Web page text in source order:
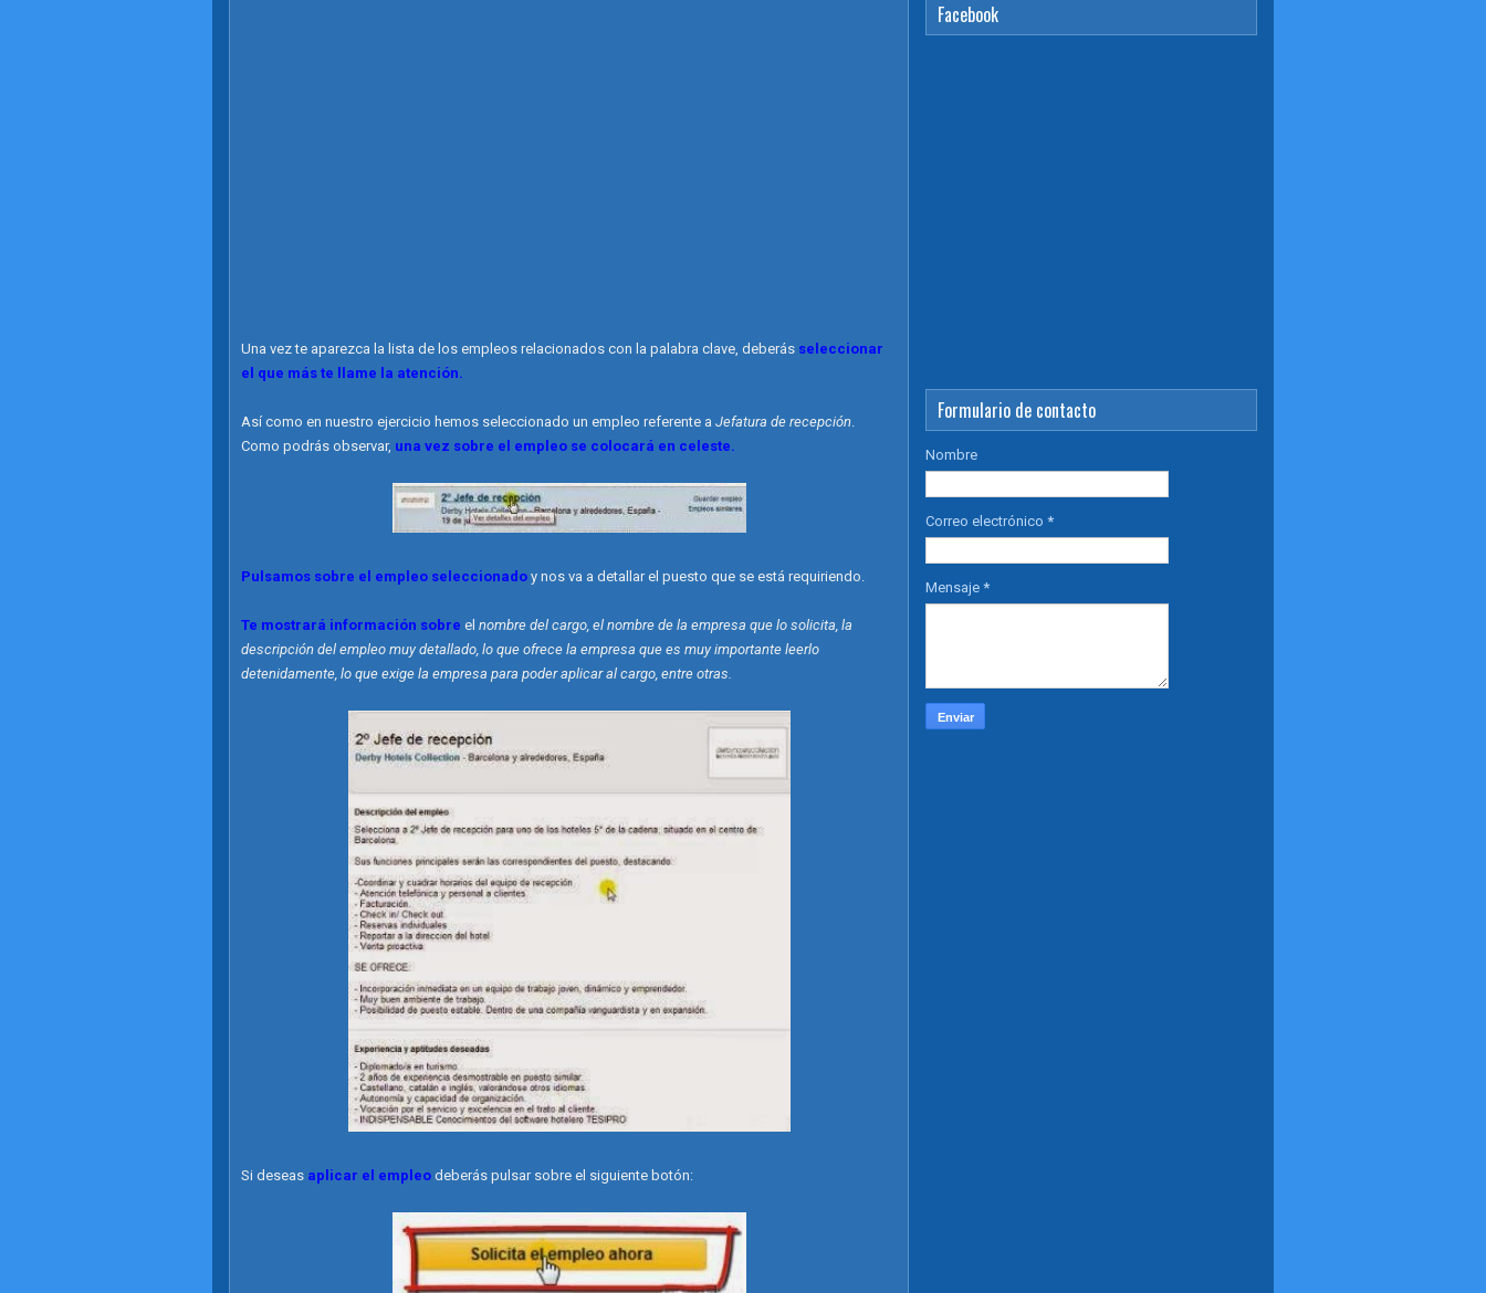
Una vez te aparezca la lista de los empleos relacionados con la palabra clave, deberás seleccionar
el que más te llame la atención.
Así como en nuestro ejercicio hemos seleccionado un empleo referente a Jefatura de recepción.
Como podrás observar, una vez sobre el empleo se colocará en celeste.
Pulsamos sobre el empleo seleccionado y nos va a detallar el puesto que se está requiriendo.
Te mostrará información sobre el nombre del cargo, el nombre de la empresa que lo solicita, la
descripción del empleo muy detallado, lo que ofrece la empresa que es muy importante leerlo
detenidamente, lo que exige la empresa para poder aplicar al cargo, entre otras.
Si deseas aplicar el empleo deberás pulsar sobre el siguiente botón:
Facebook
Formulario de contacto
Nombre
Correo electrónico *
Mensaje *